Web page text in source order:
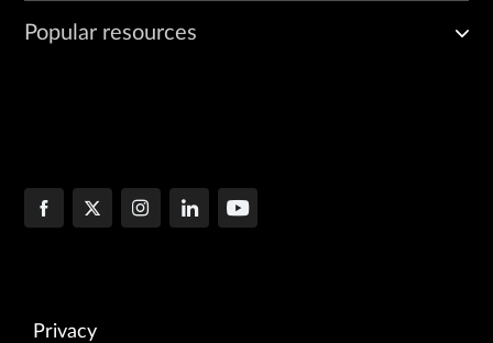
Popular resources
Privacy